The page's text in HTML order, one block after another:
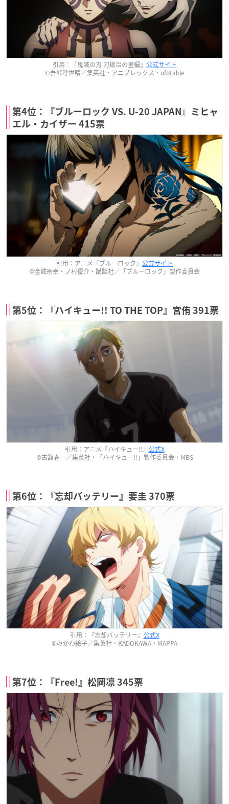
引用：『鬼滅の刃 刀鍛冶の里編』 公式サイト
©吾峠呼世晴／集英社・アニプレックス・ufotable
第4位：『ブルーロック VS. U-20 JAPAN』ミヒャ
エル・カイザー 415票
引用：アニメ『ブルーロック』 公式サイト
©金城宗幸・ノ村優介・講談社／「ブルーロック」製作委員会
第5位：『ハイキュー!! TO THE TOP』宮侑 391票
引用：アニメ『ハイキュー!!』 公式X
©古舘春一／集英社・「ハイキュー!!」製作委員会・MBS
第6位：『忘却バッテリー』要圭 370票
引用：『忘却バッテリー』 公式X
©みかわ絵子／集英社・KADOKAWA・MAPPA
第7位：『Free!』松岡凛 345票